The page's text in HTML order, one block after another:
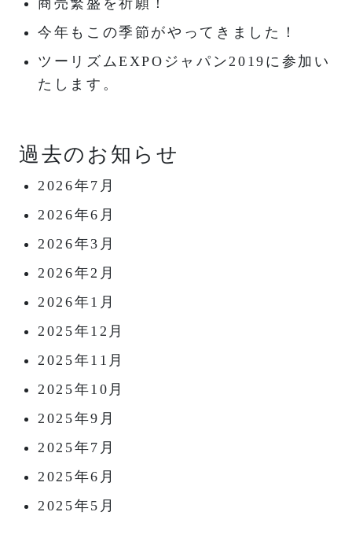
商売繁盛を祈願！
今年もこの季節がやってきました！
ツーリズムEXPOジャパン2019に参加い
たします。
過去のお知らせ
2026年7月
2026年6月
2026年3月
2026年2月
2026年1月
2025年12月
2025年11月
2025年10月
2025年9月
2025年7月
2025年6月
2025年5月